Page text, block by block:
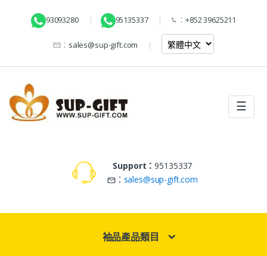
93093280 95135337 ： +852 39625211
： sales@sup-gift.com
☰
Support：95135337
： sales@sup-gift.com
袖品產品類目